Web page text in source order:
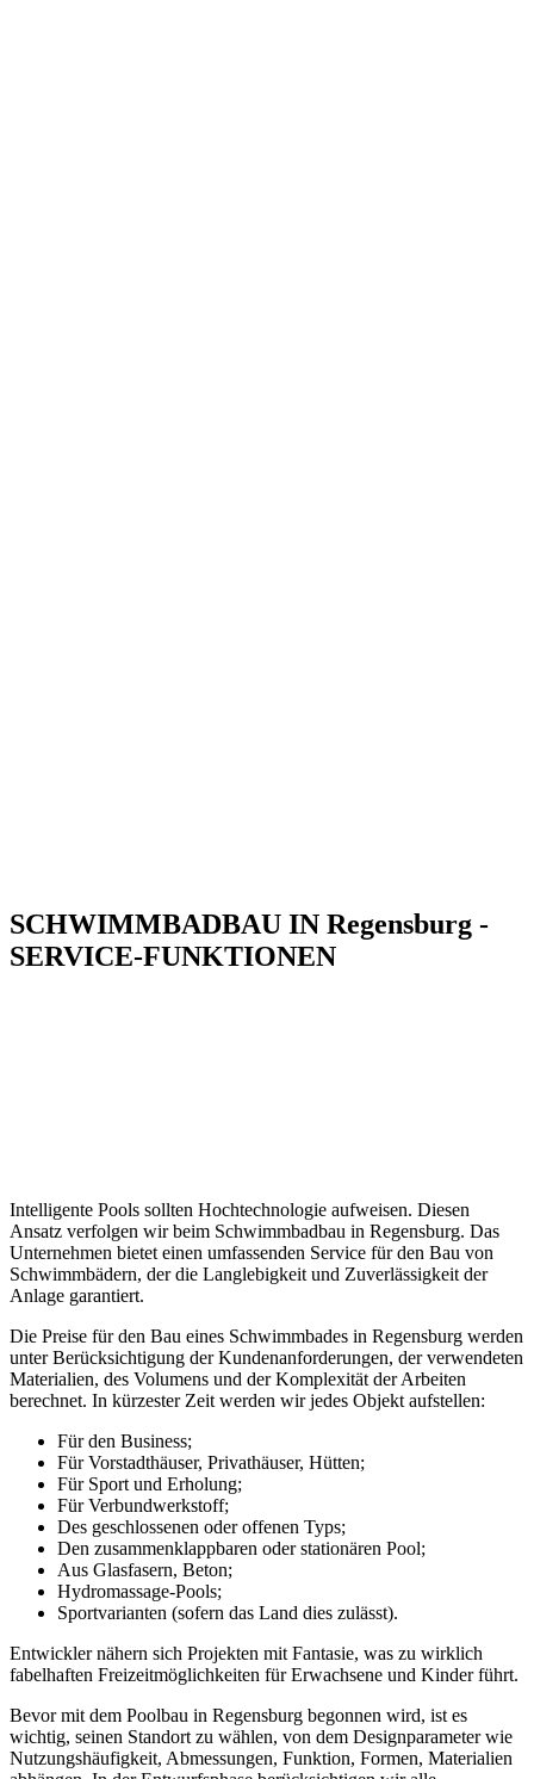
SCHWIMMBADBAU IN Regensburg -
SERVICE-FUNKTIONEN
Intelligente Pools sollten Hochtechnologie aufweisen. Diesen
Ansatz verfolgen wir beim Schwimmbadbau in Regensburg. Das
Unternehmen bietet einen umfassenden Service für den Bau von
Schwimmbädern, der die Langlebigkeit und Zuverlässigkeit der
Anlage garantiert.
Die Preise für den Bau eines Schwimmbades in Regensburg werden
unter Berücksichtigung der Kundenanforderungen, der verwendeten
Materialien, des Volumens und der Komplexität der Arbeiten
berechnet. In kürzester Zeit werden wir jedes Objekt aufstellen:
Für den Business;
Für Vorstadthäuser, Privathäuser, Hütten;
Für Sport und Erholung;
Für Verbundwerkstoff;
Des geschlossenen oder offenen Typs;
Den zusammenklappbaren oder stationären Pool;
Aus Glasfasern, Beton;
Hydromassage-Pools;
Sportvarianten (sofern das Land dies zulässt).
Entwickler nähern sich Projekten mit Fantasie, was zu wirklich
fabelhaften Freizeitmöglichkeiten für Erwachsene und Kinder führt.
Bevor mit dem Poolbau in Regensburg begonnen wird, ist es
wichtig, seinen Standort zu wählen, von dem Designparameter wie
Nutzungshäufigkeit, Abmessungen, Funktion, Formen, Materialien